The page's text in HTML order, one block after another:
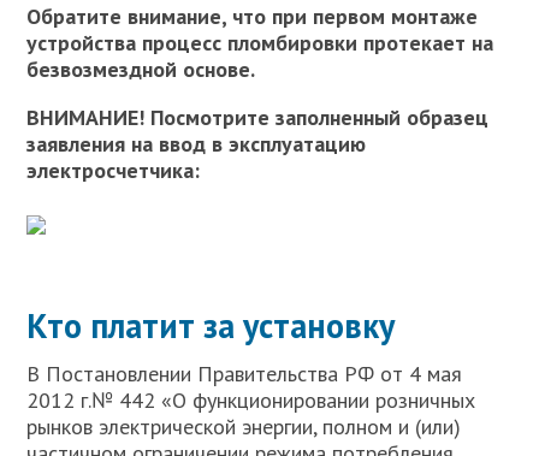
Обратите внимание, что при первом монтаже
устройства процесс пломбировки протекает на
безвозмездной основе.
ВНИМАНИЕ! Посмотрите заполненный образец
заявления на ввод в эксплуатацию
электросчетчика:
Кто платит за установку
В Постановлении Правительства РФ от 4 мая
2012 г.№ 442 «О функционировании розничных
рынков электрической энергии, полном и (или)